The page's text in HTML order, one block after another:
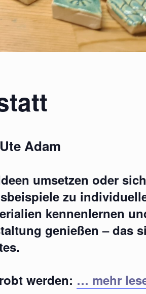
Adam
umsetzen oder
zu
kennenlernen
genießen – das
werden: … mehr